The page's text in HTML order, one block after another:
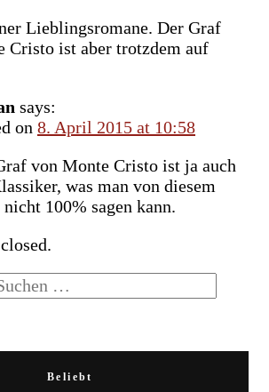
Lieblingsromane. Der Graf
Cristo ist aber trotzdem auf
says:
on 8. April 2015 at 10:58
von Monte Cristo ist ja auch
was man von diesem
100% sagen kann.
Beliebt